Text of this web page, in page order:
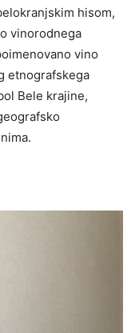
hisom,
vinorodnega
vino
etnografskega
Bele krajine,